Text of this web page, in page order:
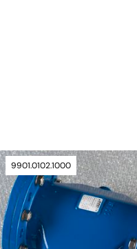
9901.0102.1000